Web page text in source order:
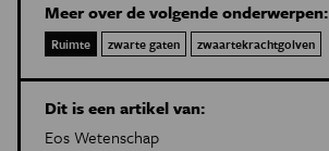
Meer over de volgende onderwerpen:
Ruimte zwarte gaten zwaartekrachtgolven
Dit is een artikel van:
Eos Wetenschap